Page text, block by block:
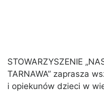
STOWARZYSZENIE
TARNAWA” zaprasza
i opiekunów dzieci w